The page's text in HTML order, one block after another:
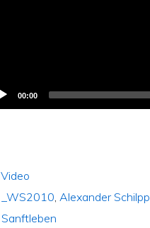
00:00
Video
_WS2010,Alexander Schilpp
Sanftleben